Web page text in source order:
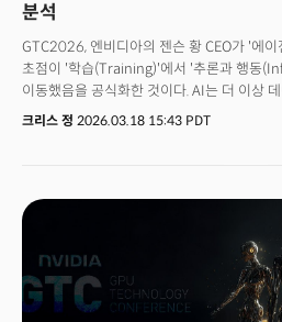
분석
GTC2026, 엔비디아의 젠슨 황 CEO가 '에
초점이 '학습(Training)'에서 '추론과 행동
이동했음을 공식화한 것이다. AI는 더 이상
있지 않다. 토큰을 생성하는 것 자체가 경제
것이다. 젠슨 황의 표현을 빌리자면, “처음으
‘만들어라, 해라, 도구를 써라’고 요청한다.”
변화가 초래할 잠재력은 거대하다. AI가 생
추론해야 하고, 추론하려면 물리적 현장으로
현장의 양 극단에 자율주행차와 우주 데이터
크리스 정 2026.03.18 15:43 PDT